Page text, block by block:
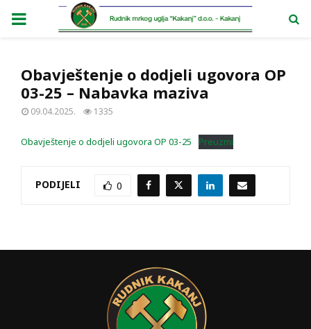
PRIMARY
Obavještenje o dodjeli ugovora OP
03-25 – Nabavka maziva
09.04.2025. 1335
Obavještenje o dodjeli ugovora OP 03-25 Preuzmi
PODIJELI 0